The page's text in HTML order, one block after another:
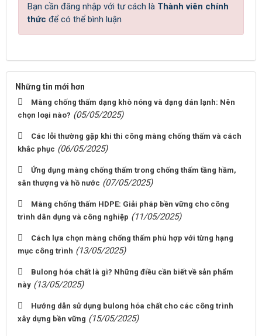
Bạn cần đăng nhập với tư cách là Thành viên chính
thức để có thể bình luận
Những tin mới hơn
Màng chống thấm dạng khò nóng và dạng dán lạnh: Nên
chọn loại nào? (05/05/2025)
Các lỗi thường gặp khi thi công màng chống thấm và cách
khắc phục (06/05/2025)
Ứng dụng màng chống thấm trong chống thấm tầng hầm,
sân thượng và hồ nước (07/05/2025)
Màng chống thấm HDPE: Giải pháp bền vững cho công
trình dân dụng và công nghiệp (11/05/2025)
Cách lựa chọn màng chống thấm phù hợp với từng hạng
mục công trình (13/05/2025)
Bulong hóa chất là gì? Những điều cần biết về sản phẩm
này (13/05/2025)
Hướng dẫn sử dụng bulong hóa chất cho các công trình
xây dựng bền vững (15/05/2025)